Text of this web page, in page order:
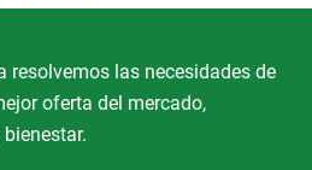
resolvemos las necesidades de
oferta del mercado,